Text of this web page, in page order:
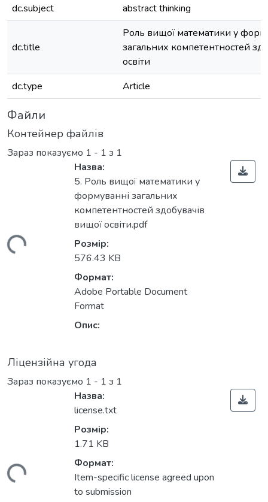
dc.subject
abstract thinking
dc.title
Роль вищої математики у
загальних компетентностей
освіти
dc.type
Article
Файли
Контейнер файлів
Зараз показуємо 1 - 1 з 1
Назва:
5. Роль вищої математики у
формуванні загальних
компетентностей здобувачів
вищої освіти.pdf
Розмір:
576.43 KB
Формат:
Adobe Portable Document
Format
Опис:
Ліцензійна угода
Зараз показуємо 1 - 1 з 1
Назва:
license.txt
Розмір:
1.71 KB
Формат:
Item-specific license agreed upon
to submission